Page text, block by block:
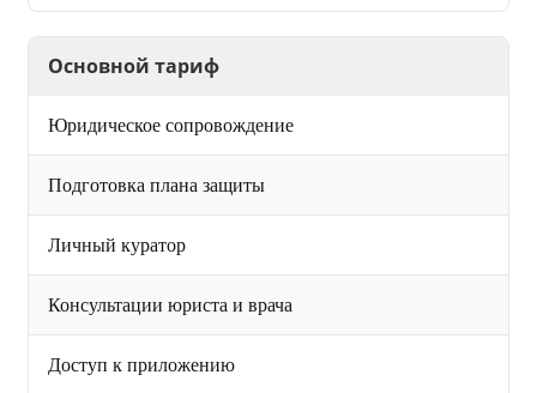
Основной тариф
Юридическое сопровождение
Подготовка плана защиты
Личный куратор
Консультации юриста и врача
Доступ к приложению